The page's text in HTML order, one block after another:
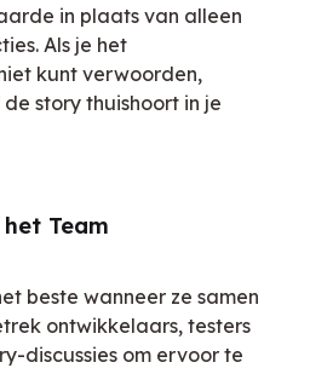
in plaats van alleen
Als je het
kunt verwoorden,
story thuishoort in je
Team
beste wanneer ze samen
ontwikkelaars, testers
discussies om ervoor te